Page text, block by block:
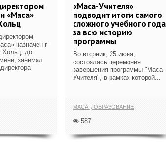
«Маса»
назначен г-
Хольц, до
занимал
«Маса-Учителя»
подводит итоги самого
сложного учебного года
за всю историю
программы
Во вторник, 25 июня,
состоялась церемония
завершения программы "Маса-
Учителя", в рамках которой...
МАСА ОБРАЗОВАНИЕ
587